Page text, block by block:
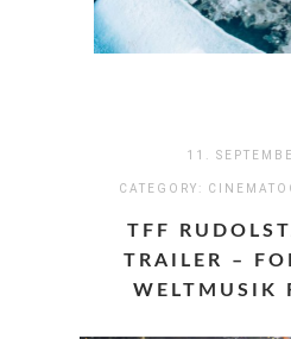
11.
CATEGORY:
TFF
TRAILER –
WELTMUSIK